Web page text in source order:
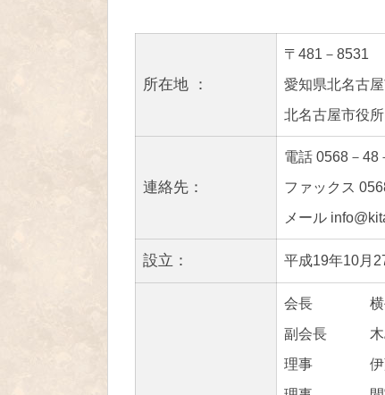
所在地 ：
〒481－8531
愛知県北名古
北名古屋市役
連絡先：
電話 0568－48
ファックス
メール
設立： 平成19年10月
会長 横手
副会長 木
理事 伊藤